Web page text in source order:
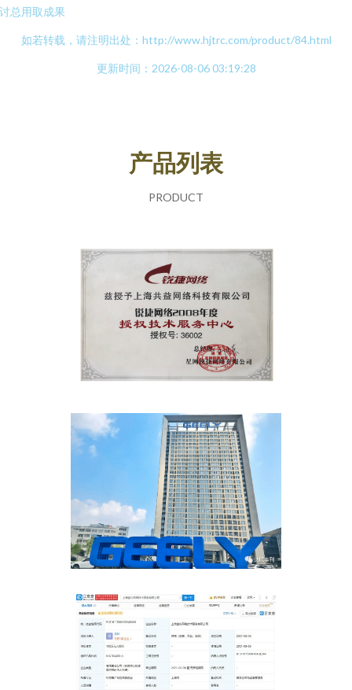
总用取成果
如若转载，请注明出处：http://www.hjtrc.com/product/84.html
更新时间：2026-08-06 03:19:28
产品列表
PRODUCT